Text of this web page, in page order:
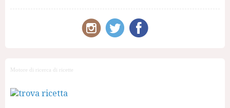
Motore di ricerca di ricette